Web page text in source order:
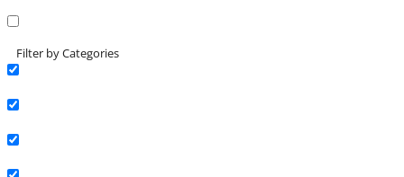
Filter by Categories